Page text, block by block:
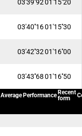
03'39''9201'15''20
03'40''1601'15''30
03'42''3201'16''00
03'43''6801'16''50
Average Performance Recent
form